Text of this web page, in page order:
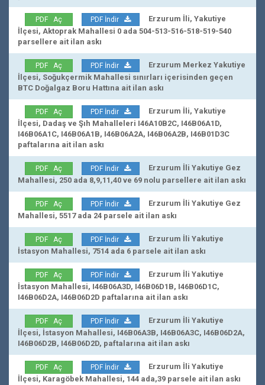
PDF Aç PDF İndir
Erzurum İli, Yakutiye
İlçesi, Aktoprak Mahallesi 0 ada 504-513-516-518-519-540
parsellere ait ilan askı
PDF Aç PDF İndir
Erzurum Merkez Yakutiye
İlçesi, Soğukçermik Mahallesi sınırları içerisinden geçen
BTC Doğalgaz Boru Hattına ait ilan askı
PDF Aç PDF İndir
Erzurum İli, Yakutiye
İlçesi, Dadaş ve Şıh Mahalleleri I46A10B2C, I46B06A1D,
I46B06A1C, I46B06A1B, I46B06A2A, I46B06A2B, I46B01D3C
paftalarına ait ilan askı
PDF Aç PDF İndir
Erzurum İli Yakutiye Gez
Mahallesi, 250 ada 8,9,11,40 ve 69 nolu parsellere ait ilan askı
PDF Aç PDF İndir
Erzurum İli Yakutiye Gez
Mahallesi, 5517 ada 24 parsele ait ilan askı
PDF Aç PDF İndir
Erzurum İli Yakutiye
İstasyon Mahallesi, 7514 ada 6 parsele ait ilan askı
PDF Aç PDF İndir
Erzurum İli Yakutiye
İstasyon Mahallesi, I46B06A3D, I46B06D1B, I46B06D1C,
I46B06D2A, I46B06D2D paftalarına ait ilan askı
PDF Aç PDF İndir
Erzurum İli Yakutiye
İlçesi, İstasyon Mahallesi, I46B06A3B, I46B06A3C, I46B06D2A,
I46B06D2B, I46B06D2D, paftalarına ait ilan askı
PDF Aç PDF İndir
Erzurum İli Yakutiye
İlçesi, Karagöbek Mahallesi, 144 ada,39 parsele ait ilan askı